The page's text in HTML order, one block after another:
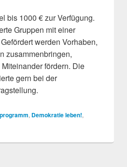
bis 1000 € zur Verfügung.
Gruppen mit einer
werden Vorhaben,
zusammenbringen,
fördern. Die
gern bei der
, Demokratie leben!,